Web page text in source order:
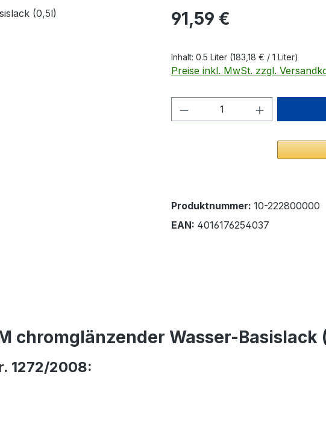
Regulärer Preis:
91,59 €
Inhalt: 0.5 Liter (183,18 € / 1 Liter)
Preise inkl. MwSt. zzgl.
Produkt Anzahl: Gib
Produktnummer: 10-222800000
EAN: 4016176254037
chromglänzender Wasser-Basislack
1272/2008: